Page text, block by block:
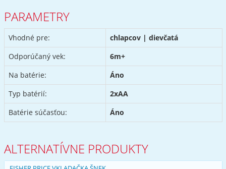
PARAMETRY
Vhodné pre:
chlapcov | dievčatá
Odporúčaný vek:
6m+
Na batérie:
Áno
Typ batérií:
2xAA
Batérie súčasťou:
Áno
ALTERNATÍVNE PRODUKTY